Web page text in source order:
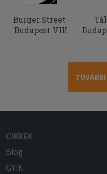
Burger Street -
Budapest VIII.
CIKKEK
Blog
GYIK